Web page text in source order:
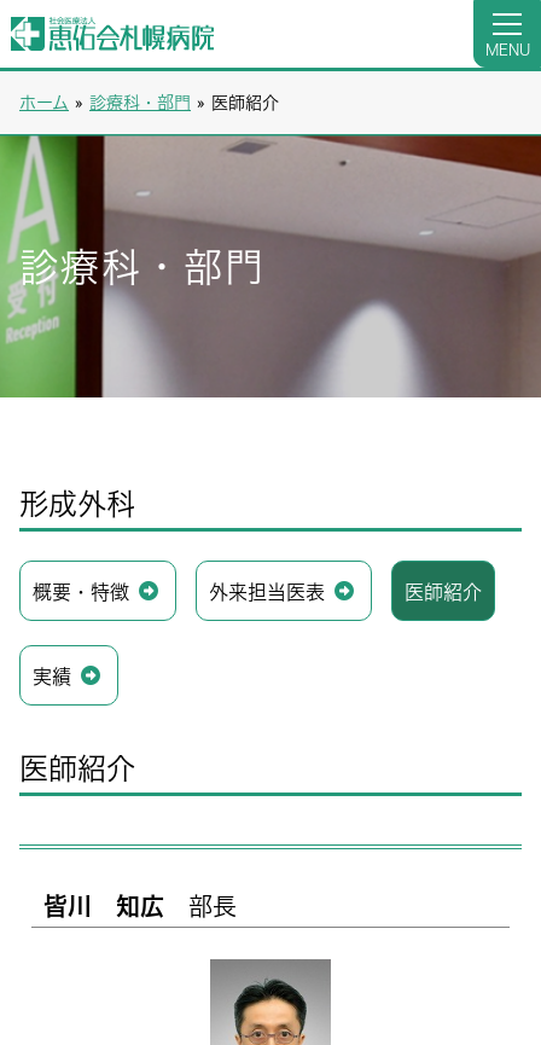
MENU
ホーム » 診療科・部門 » 医師紹介
診療科・部門
形成外科
概要・特徴 外来担当医表 医師紹介
実績
医師紹介
皆川 知広 部長